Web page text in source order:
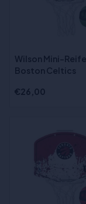
Wilson Mini-
Boston Celtics
€26,00